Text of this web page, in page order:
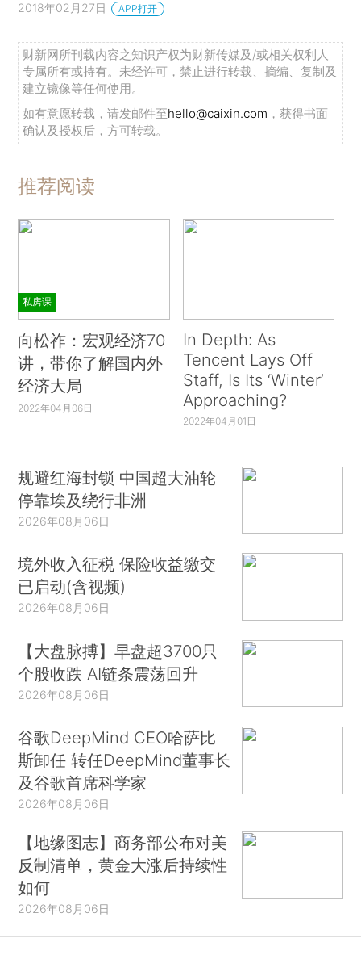
2018年02月27日 APP打开
财新网所刊载内容之知识产权为财新传媒及/或相关权利人
专属所有或持有。未经许可，禁止进行转载、摘编、复制及
建立镜像等任何使用。
如有意愿转载，请发邮件至hello@caixin.com ，获得书面
确认及授权后，方可转载。
推荐阅读
私房课
向松祚：宏观经济70
讲，带你了解国内外
经济大局
2022年04月06日
In Depth: As
Tencent Lays Off
Staff, Is Its ‘Winter’
Approaching?
2022年04月01日
规避红海封锁 中国超大油轮
停靠埃及绕行非洲
2026年08月06日
境外收入征税 保险收益缴交
已启动(含视频)
2026年08月06日
【大盘脉搏】早盘超3700只
个股收跌 AI链条震荡回升
2026年08月06日
谷歌DeepMind CEO哈萨比
斯卸任 转任DeepMind董事长
及谷歌首席科学家
2026年08月06日
【地缘图志】商务部公布对美
反制清单，黄金大涨后持续性
如何
2026年08月06日